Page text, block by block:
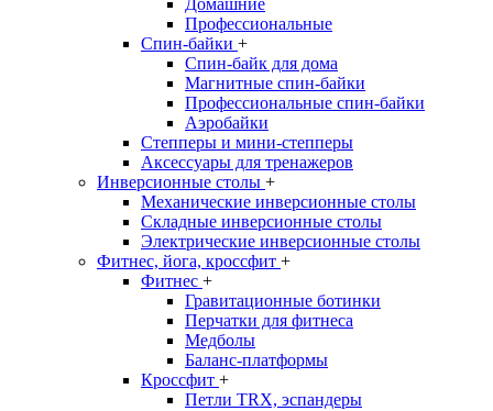
Домашние
Профессиональные
Спин-байки +
Спин-байк для дома
Магнитные спин-байки
Профессиональные спин-байки
Аэробайки
Степперы и мини-степперы
Аксессуары для тренажеров
Инверсионные столы +
Механические инверсионные столы
Складные инверсионные столы
Электрические инверсионные столы
Фитнес, йога, кроссфит +
Фитнес +
Гравитационные ботинки
Перчатки для фитнеса
Медболы
Баланс-платформы
Кроссфит +
Петли TRX, эспандеры